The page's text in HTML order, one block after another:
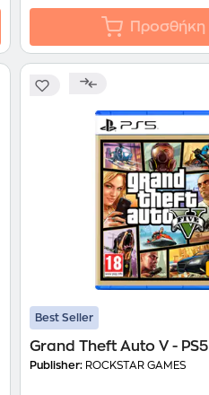
Προσθήκη
Best Seller
Grand Theft Auto V - PS5
Publisher: ROCKSTAR GAMES